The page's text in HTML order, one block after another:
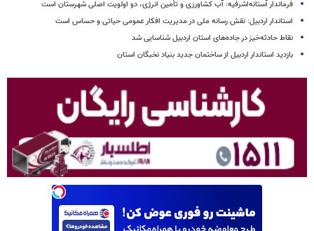
فرماندار آستانه‌اشرفیه: آب کشاورزی و تأمین انرژی، دو اولویت اصلی شهرستان است
استاندار اردبیل: نقش رسانه ملی در مدیریت افکار عمومی حیاتی و حساس است
نقاط حادثه‌خیز در جاده‌های استان اردبیل شناسایی شد
بازدید استاندار اردبیل از ساختمان جدید بنیاد نخبگان استان